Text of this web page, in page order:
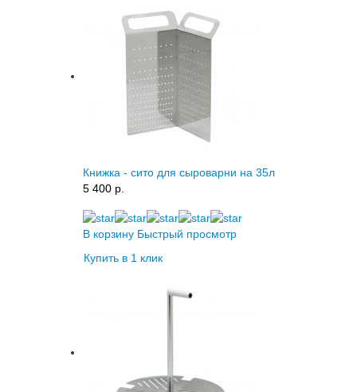
Книжка - сито для сыроварни на 35л
5 400 p.
В корзину Быстрый просмотр
Купить в 1 клик